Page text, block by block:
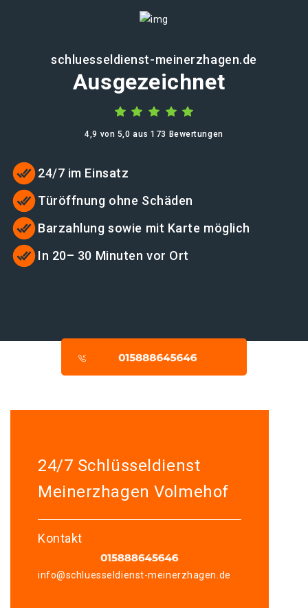
schluesseldienst-meinerzhagen.de
Ausgezeichnet
4,9 von 5,0 aus 173 Bewertungen
24/7 im Einsatz
Türöffnung ohne Schäden
Barzahlung sowie mit Karte möglich
In 20– 30 Minuten vor Ort
24/7 Schlüsseldienst
Meinerzhagen Volmehof
Kontakt
info@schluesseldienst-meinerzhagen.de